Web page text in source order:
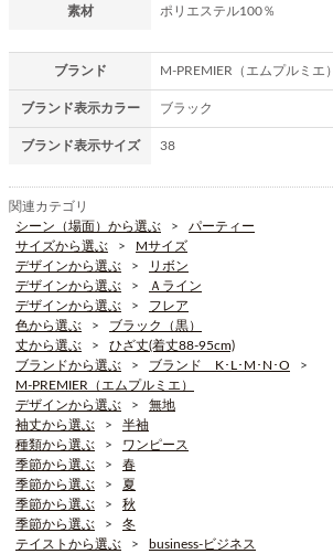
素材 ポリエステル100％
ブランド M-PREMIER（エムプルミエ）
ブランド表示カラー ブラック
ブランド表示サイズ 38
関連カテゴリ
シーン（場面）から選ぶ
パーティー
サイズから選ぶ
Mサイズ
デザインから選ぶ
リボン
デザインから選ぶ
Ａライン
デザインから選ぶ
フレア
色から選ぶ
ブラック（黒）
丈から選ぶ
ひざ丈(着丈88-95cm)
ブランドから選ぶ
ブランド K･L･M･N･O
M-PREMIER（エムプルミエ）
デザインから選ぶ
無地
袖丈から選ぶ
半袖
種類から選ぶ
ワンピース
季節から選ぶ
春
季節から選ぶ
夏
季節から選ぶ
秋
季節から選ぶ
冬
テイストから選ぶ
business-ビジネス